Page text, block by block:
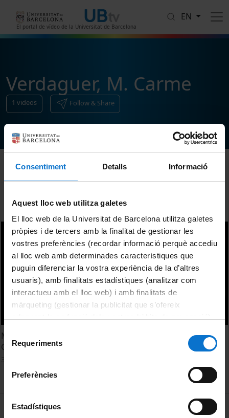
Consentiment Detalls Informació
Aquest lloc web utilitza galetes
El lloc web de la Universitat de Barcelona utilitza galetes
pròpies i de tercers amb la finalitat de gestionar les
vostres preferències (recordar informació perquè accediu
al lloc web amb determinades característiques que
puguin diferenciar la vostra experiència de la d’altres
usuaris), amb finalitats estadístiques (analitzar com
interactueu amb el lloc web) i amb finalitats de
màrqueting (gestionar la publicitat que s’ofereix
consultar laPolítica de galetes del lloc web de la
de Requeriments
Preferències
Estadístiques
El portal de vídeo de la Universitat de Barcelona
EN
Verdaguer, M. Carme
1 videos Follow & Share
Sort
M. Carme Verdaguer, Directora de la Fundació Bosch i
Gimpera
MENÚ PEU 1